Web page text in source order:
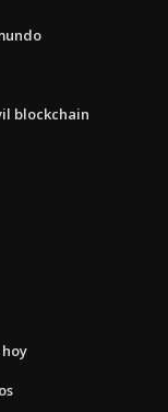
blockchain